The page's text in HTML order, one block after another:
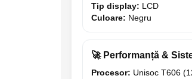
Trotinete electrice si accesorii
Tip display: LCD
Culoare: Negru
🚀 Performanță &
Procesor: Unisoc T606